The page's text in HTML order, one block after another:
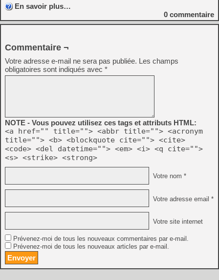
En savoir plus…
0 commentaire
Commentaire ¬
Votre adresse e-mail ne sera pas publiée. Les champs
obligatoires sont indiqués avec *
NOTE - Vous pouvez utilisez ces tags et attributs HTML:
<a href="" title=""> <abbr title=""> <acronym
title=""> <b> <blockquote cite=""> <cite>
<code> <del datetime=""> <em> <i> <q cite="">
<s> <strike> <strong>
Votre nom *
Votre adresse email *
Votre site internet
Prévenez-moi de tous les nouveaux commentaires par e-mail.
Prévenez-moi de tous les nouveaux articles par e-mail.